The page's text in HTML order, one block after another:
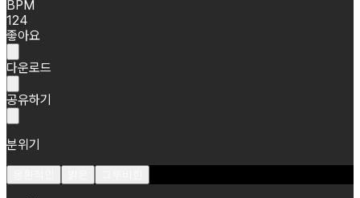
BPM
124
좋아요
다운로드
공유하기
분위기